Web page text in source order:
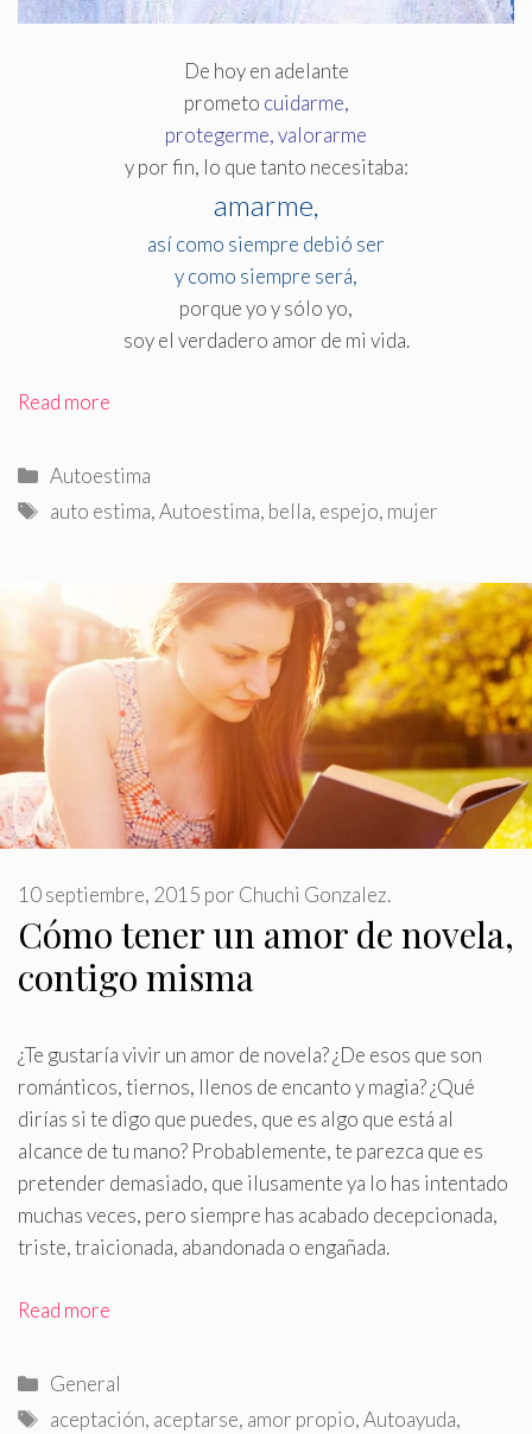
De hoy en adelante
prometo cuidarme,
protegerme, valorarme
y por fin, lo que tanto necesitaba:
amarme,
así como siempre debió ser
y como siempre será,
porque yo y sólo yo,
soy el verdadero amor de mi vida.
Read more
Categorías
Autoestima
Etiquetas
auto estima,Autoestima, bella, espejo, mujer
Cómo tener un amor de novela,
contigo misma
10 septiembre, 2015 por Chuchi Gonzalez.
¿Te gustaría vivir un amor de novela? ¿De esos que son
románticos, tiernos, llenos de encanto y magia? ¿Qué
dirías si te digo que puedes, que es algo que está al
alcance de tu mano? Probablemente, te parezca que es
pretender demasiado, que ilusamente ya lo has intentado
muchas veces, pero siempre has acabado decepcionada,
triste, traicionada, abandonada o engañada.
Read more
Categorías
General
Etiquetas
aceptación, aceptarse, amor propio,Autoayuda,